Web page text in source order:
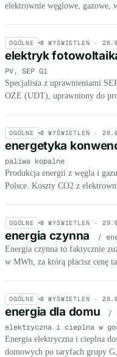
elektrownie węglowe, gazowe,
OGÓLNE 0 WYŚWIETLEŃ ·
elektryk
PV, SEP G1
Specjalista z uprawnieniami
OZE (UDT), uprawniony do
OGÓLNE 0 WYŚWIETLEŃ ·
energetyka
paliwa kopalne
Produkcja energii z węgla i
Polsce. Koszty CO2 z
OGÓLNE 0 WYŚWIETLEŃ ·
energia czynna /
Energia czynna to faktycznie
w MWh, za którą płacisz cenę
OGÓLNE 0 WYŚWIETLEŃ ·
energia dla domu
/
elektryczna i cieplna w
Energia elektryczna i cieplna
domowych po taryfach grupy